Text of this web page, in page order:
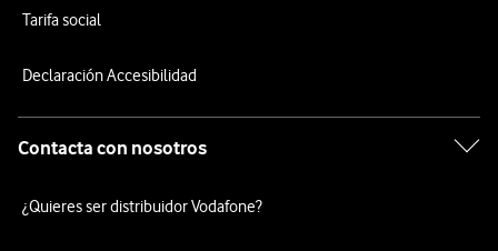
Tarifa social
Declaración Accesibilidad
Contacta con nosotros
¿Quieres ser distribuidor Vodafone?